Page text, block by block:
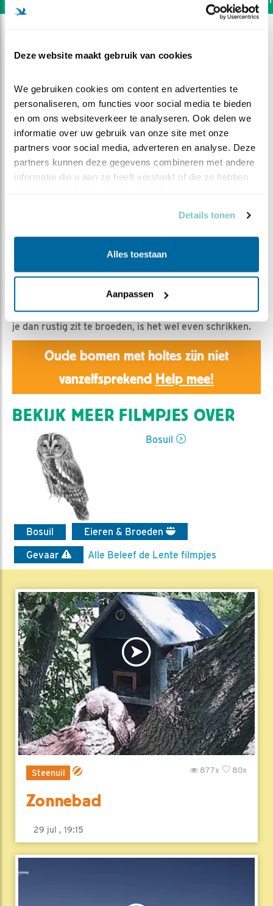
Deze website maakt gebruik van cookies
We gebruiken cookies om content en advertenties te
personaliseren, om functies voor social media te bieden
en om ons websiteverkeer te analyseren. Ook delen we
informatie over uw gebruik van onze site met onze
partners voor social media, adverteren en analyse. Deze
partners kunnen deze gegevens combineren met andere
informatie die u aan ze heeft verstrekt of die ze hebben
Details tonen
Alles toestaan
Aanpassen
Stevig briesje
Emil | Geplaatst op 1 maart 2020, 9:00 |
Vind ik leuk
Bewaar dit filmpje|
1133x
Dat het in Limburg kan stormen wisten we al. Maar als
je dan rustig zit te broeden, is het wel even schrikken.
Oude bomen met holtes zijn niet
vanzelfsprekend Help mee!
BEKIJK MEER FILMPJES OVER
Bosuil
Bosuil
Eieren & Broeden
Gevaar
Alle Beleef de Lente filmpjes
Steenuil 80x
877x
Zonnebad
29 jul , 19:15